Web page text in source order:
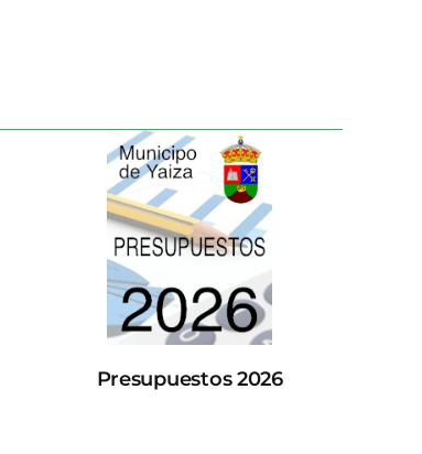
Presupuestos 2026